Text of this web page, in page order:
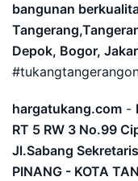
bangunan
Depok, Bogor,
hargatukang.com -
RT 5 RW 3 No.99
Jl.Sabang
PINANG - KOTA